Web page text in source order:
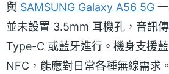
與 SAMSUNG Galaxy A56 5G
並未設置 3.5mm 耳機孔，音訊
Type-C 或藍牙進行。機身支援
NFC，能應對日常各種無線需求